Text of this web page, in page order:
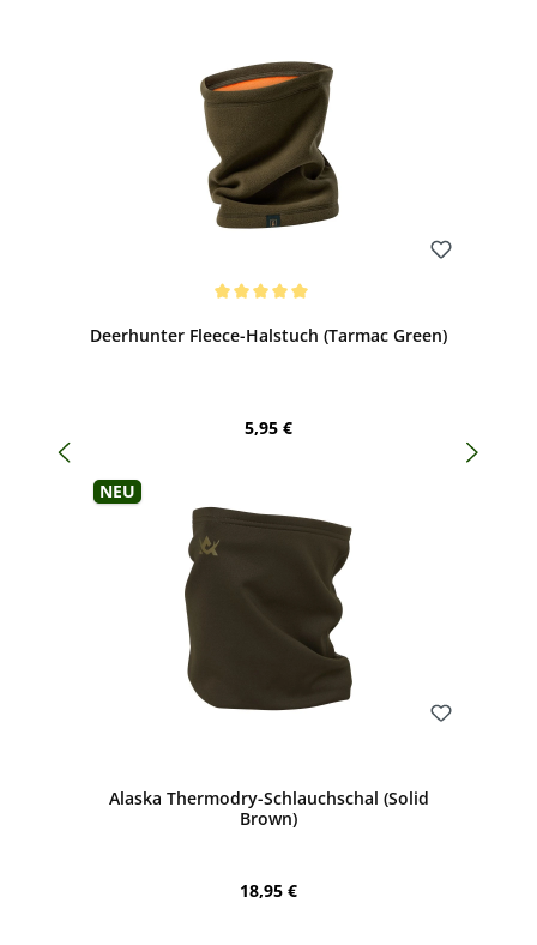
Deerhunter Fleece-Halstuch (Tarmac Green)
Regulärer Preis:
5,95 €
Neu
Alaska Thermodry-Schlauchschal (Solid
Brown)
Regulärer Preis:
18,95 €